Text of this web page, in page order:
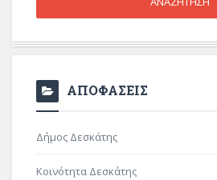
ΑΠΟΦΑΣΕΙΣ
Δήμος Δεσκάτης
Κοινότητα Δεσκάτης